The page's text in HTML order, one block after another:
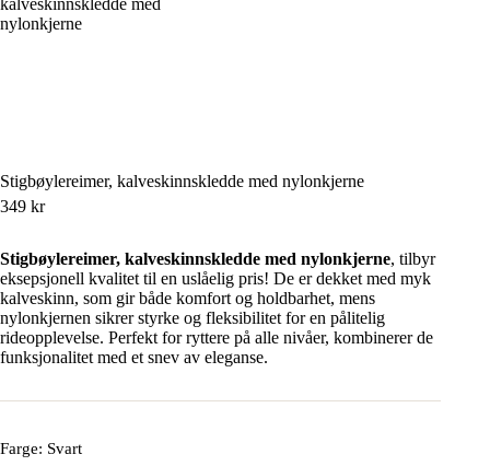
Stigbøylereimer, kalveskinnskledde med nylonkjerne
349 kr
Stigbøylereimer, kalveskinnskledde med nylonkjerne, tilbyr
eksepsjonell kvalitet til en uslåelig pris! De er dekket med myk
kalveskinn, som gir både komfort og holdbarhet, mens
nylonkjernen sikrer styrke og fleksibilitet for en pålitelig
rideopplevelse. Perfekt for ryttere på alle nivåer, kombinerer de
funksjonalitet med et snev av eleganse.
Farge: Svart